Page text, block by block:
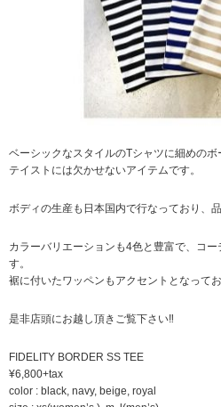
ベーシックなスタイルのTシャツに細めの
テイストには欠かせないアイテムです。
ボディの生産も日本国内で行なっており、
カラーバリエーションも4色と豊富で、コ
す。
裾に付いたワッペンもアクセントとなってお
是非店頭にお越し頂きご覧下さい‼︎
FIDELITY BORDER SS TEE
¥6,800+tax
color : black, navy, beige, royal